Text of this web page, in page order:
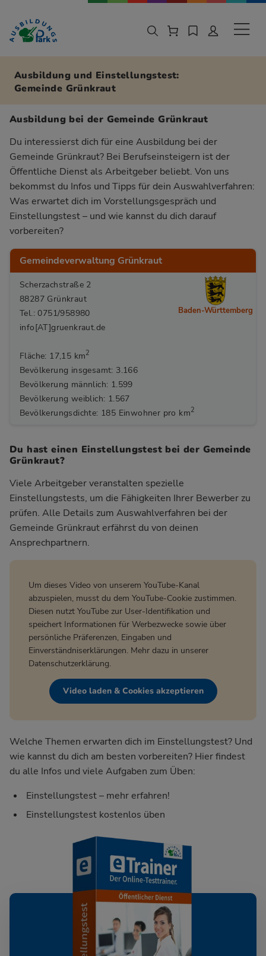
Zur Navigation springen
Zu den Hauptinhalten springen
Ausbildung und Einstellungstest:
Gemeinde Grünkraut
Ausbildung bei der Gemeinde Grünkraut
Du interessierst dich für eine Ausbildung bei der
Gemeinde Grünkraut? Bei Berufseinsteigern ist der
Öffentliche Dienst als Arbeitgeber beliebt. Von uns
bekommst du Infos und Tipps für dein Auswahlverfahren:
Was erwartet dich im Vorstellungsgespräch und
Einstellungstest – und wie kannst du dich darauf
vorbereiten?
Gemeindeverwaltung Grünkraut
Scherzachstraße 2
88287 Grünkraut
Tel.: 0751/958980
info[AT]gruenkraut.de
Fläche: 17,15 km2
Bevölkerung insgesamt: 3.166
Bevölkerung männlich: 1.599
Bevölkerung weiblich: 1.567
Bevölkerungsdichte: 185 Einwohner pro km2
Baden-Württemberg
Du hast einen Einstellungstest bei der Gemeinde
Grünkraut?
Viele Arbeitgeber veranstalten spezielle
Einstellungstests, um die Fähigkeiten Ihrer Bewerber zu
prüfen. Alle Details zum Auswahlverfahren bei der
Gemeinde Grünkrauterfährst du von deinen
Ansprechpartnern.
Um dieses Video von unserem YouTube-Kanal
abzuspielen, musst du dem YouTube-Cookie zustimmen.
Diesen nutzt YouTube zur User-Identifikation und
speichert Informationen für Werbezwecke sowie über
persönliche Präferenzen, Eingaben und
Einverständniserklärungen. Mehr dazu in unserer
Datenschutzerklärung.
Video laden & Cookies akzeptieren
Welche Themen erwarten dich im Einstellungstest? Und
wie kannst du dich am besten vorbereiten? Hier findest
du alle Infos und viele Aufgaben zum Üben:
Einstellungstest – mehr erfahren!
Einstellungstest kostenlos üben